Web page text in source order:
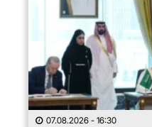
07.08.2026 - 16:30